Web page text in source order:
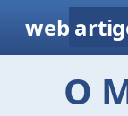
web
O